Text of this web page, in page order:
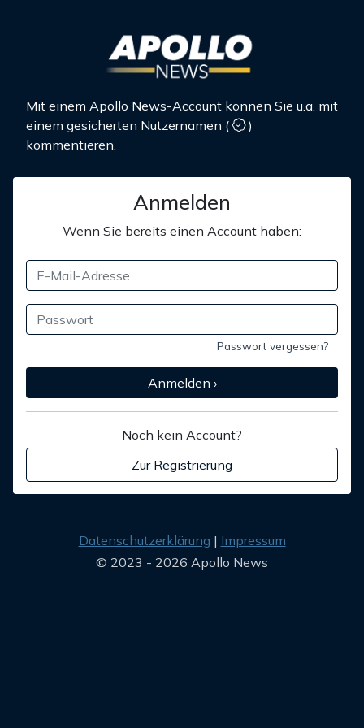
Mit einem Apollo News-Account können Sie u.a. mit
einem gesicherten Nutzernamen (
)
kommentieren.
Anmelden
Wenn Sie bereits einen Account haben:
Passwort vergessen?
Anmelden ›
Noch kein Account?
Zur Registrierung
Datenschutzerklärung
Impressum
© 2023 - 2026 Apollo News